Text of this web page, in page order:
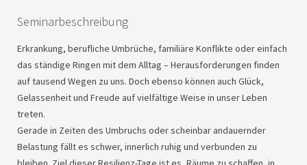
Seminarbeschreibung
Erkrankung, berufliche Umbrüche, familiäre Konflikte oder einfach
das ständige Ringen mit dem Alltag – Herausforderungen finden
auf tausend Wegen zu uns. Doch ebenso können auch Glück,
Gelassenheit und Freude auf vielfältige Weise in unser Leben
treten.
Gerade in Zeiten des Umbruchs oder scheinbar andauernder
Belastung fällt es schwer, innerlich ruhig und verbunden zu